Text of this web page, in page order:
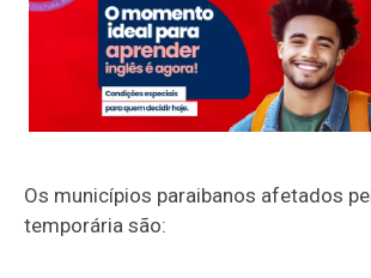
Os municípios paraibanos afetados
temporária são: